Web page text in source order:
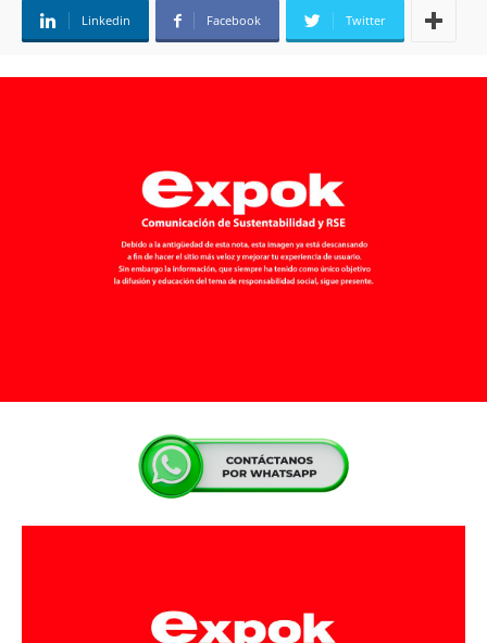
Linkedin Facebook Twitter